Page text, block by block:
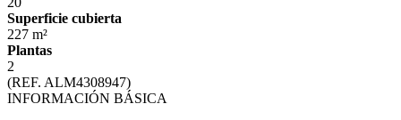
Superficie cubierta
227 m²
Plantas
2
(REF. ALM4308947)
INFORMACIÓN BÁSICA